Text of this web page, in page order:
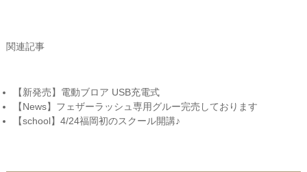
関連記事
【新発売】電動ブロア USB充電式
【News】フェザーラッシュ専用グルー完売しております
【school】4/24福岡初のスクール開講♪